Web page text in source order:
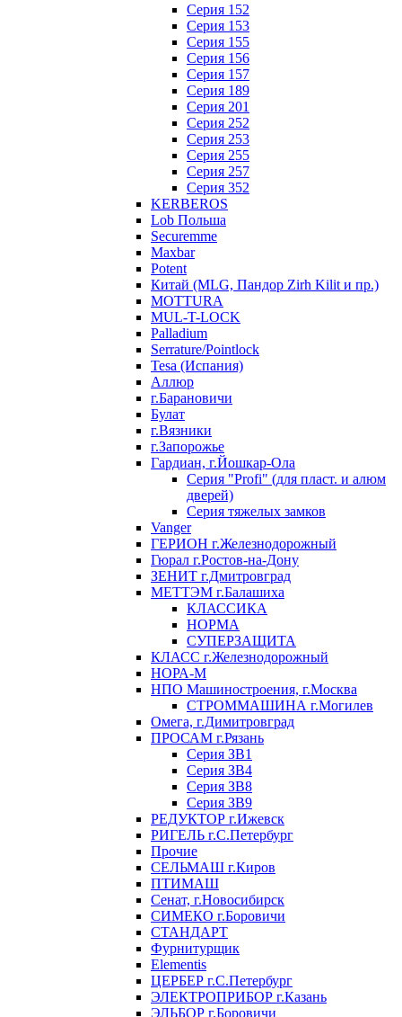
Серия 152
Серия 153
Серия 155
Серия 156
Серия 157
Серия 189
Серия 201
Серия 252
Серия 253
Серия 255
Серия 257
Серия 352
KERBEROS
Lob Польша
Securemme
Maxbar
Potent
Китай (MLG, Пандор Zirh Kilit и пр.)
MOTTURA
MUL-T-LOCK
Palladium
Serrature/Pointlock
Tesa (Испания)
Аллюр
г.Барановичи
Булат
г.Вязники
г.Запорожье
Гардиан, г.Йошкар-Ола
Серия "Profi" (для пласт. и алюм
дверей)
Серия тяжелых замков
Vanger
ГЕРИОН г.Железнодорожный
Гюрал г.Ростов-на-Дону
ЗЕНИТ г.Дмитровград
МЕТТЭМ г.Балашиха
КЛАССИКА
НОРМА
СУПЕРЗАЩИТА
КЛАСС г.Железнодорожный
НОРА-М
НПО Машиностроения, г.Москва
СТРОММАШИНА г.Могилев
Омега, г.Димитровград
ПРОСАМ г.Рязань
Серия ЗВ1
Серия ЗВ4
Серия ЗВ8
Серия ЗВ9
РЕДУКТОР г.Ижевск
РИГЕЛЬ г.С.Петербург
Прочие
СЕЛЬМАШ г.Киров
ПТИМАШ
Сенат, г.Новосибирск
СИМЕКО г.Боровичи
СТАНДАРТ
Фурнитурщик
Elementis
ЦЕРБЕР г.С.Петербург
ЭЛЕКТРОПРИБОР г.Казань
ЭЛЬБОР г.Боровичи